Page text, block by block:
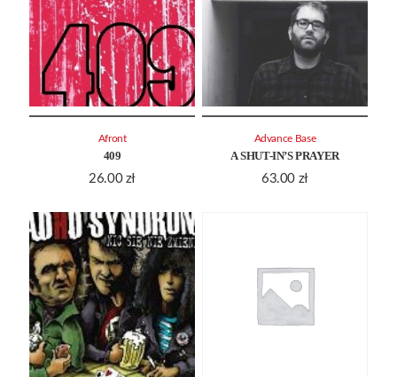
409
26.00 zł
Afront
A SHUT-IN’S PRAYER
63.00 zł
Advance Base